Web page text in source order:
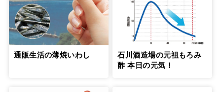
通販生活の薄焼いわし
石川酒造場の元祖もろみ
酢 本日の元気！